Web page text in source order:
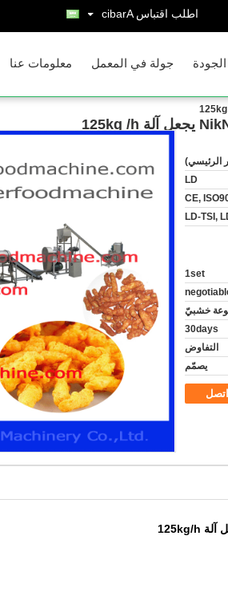
اطلب اقتباس Arabic
معلومات عنا جولة في المعمل
الرئيسي)
LD
CE,
LD-TSI,
1set
خشبيّ
30days
التفاوض
يصمّم
اتصل